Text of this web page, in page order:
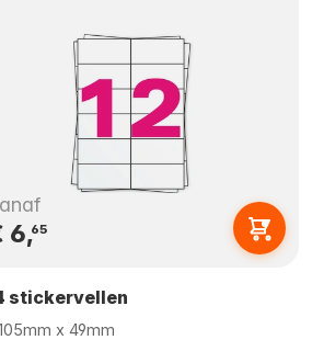
6,65
stickervellen
x 49mm